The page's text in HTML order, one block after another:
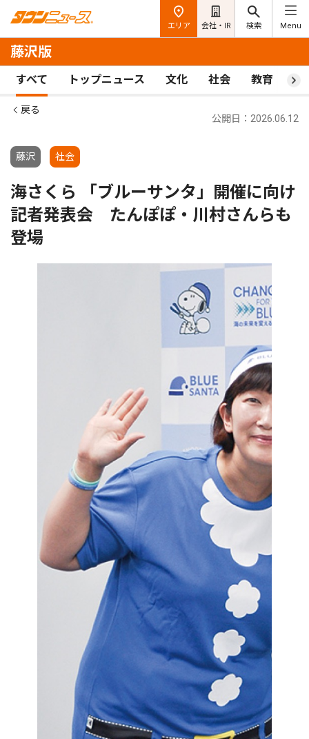
エリア 会社・IR 検索 Menu
藤沢版
すべて トップニュース 文化 社会 教育 ス
戻る
藤沢 社会
公開日：2026.06.12
海さくら 「ブルーサンタ」開催に向け
記者発表会 たんぽぽ・川村さんらも
登場